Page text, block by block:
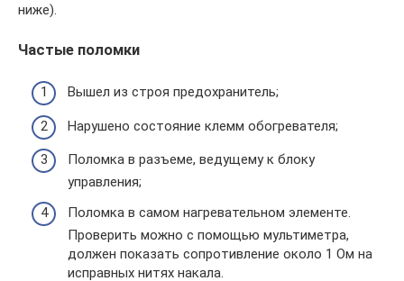
ниже).
Частые поломки
Вышел из строя предохранитель;
Нарушено состояние клемм обогревателя;
Поломка в разъеме, ведущему к блоку
управления;
Поломка в самом нагревательном элементе.
Проверить можно с помощью мультиметра,
должен показать сопротивление около 1 Ом на
исправных нитях накала.